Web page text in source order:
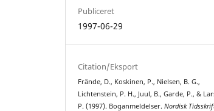
Publiceret
1997-06-29
Citation/Eksport
Frände, D., Koskinen, P., Nielsen, B. G.,
Lichtenstein, P. H., Juul, B., Garde, P., &
P. (1997). Boganmeldelser.Nordisk